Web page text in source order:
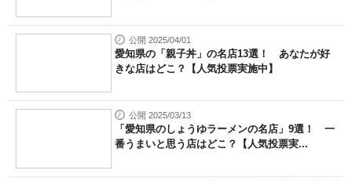
公開 2025/04/01
愛知県の「親子丼」の名店13選！ あなたが好
きな店はどこ？【人気投票実施中】
公開 2025/03/13
「愛知県のしょうゆラーメンの名店」9選！ 一
番うまいと思う店はどこ？【人気投票実...